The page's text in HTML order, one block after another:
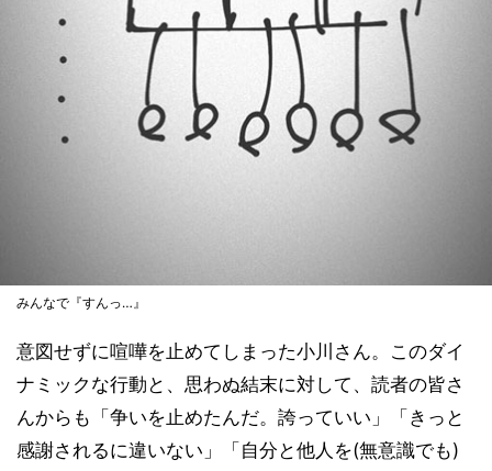
みんなで『すんっ…』
意図せずに喧嘩を止めてしまった小川さん。このダイ
ナミックな行動と、思わぬ結末に対して、読者の皆さ
んからも「争いを止めたんだ。誇っていい」「きっと
感謝されるに違いない」「自分と他人を(無意識でも)